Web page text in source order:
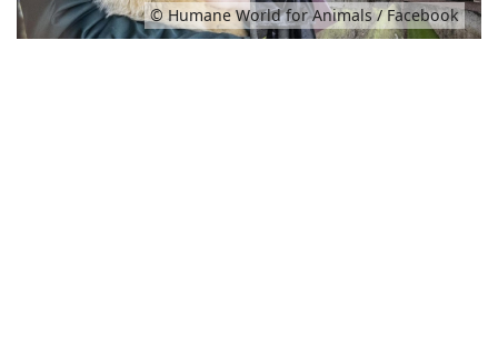
© Humane World for Animals / Facebook